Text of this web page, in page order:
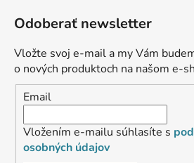
Odoberať newsletter
Vložte svoj e-mail a my Vám
o nových produktoch na našom e-
Email
Vložením e-mailu súhlasíte s
osobných údajov